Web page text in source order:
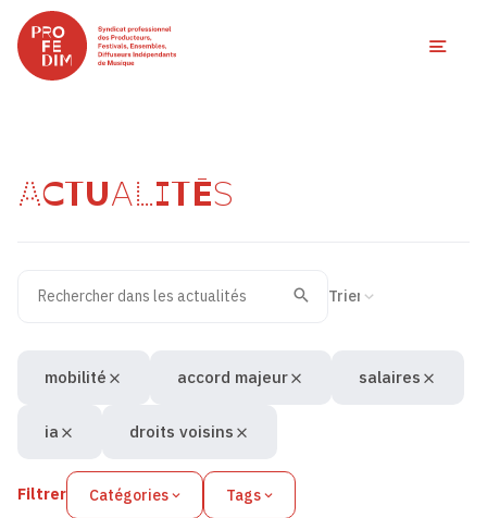
ACTUALITÉS
Recherche
Valider
Filtrer Catégories Tags
mobilité accord majeur salaires
ia droits voisins